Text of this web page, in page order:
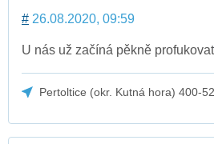
# 26.08.2020, 09:59
U nás už začíná pěkně profukovat
Pertoltice (okr. Kutná hora) 400-